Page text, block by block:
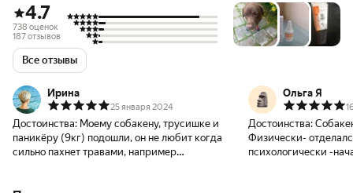
4.7
738 оценок
187 отзывов
Все отзывы
Ирина
25 января 2024
Достоинства: Моему собакену, трусишке и
паникёру (9кг) подошли, он не любит когда
сильно пахнет травами, например
Ольга Я
Достоинства:
Физически-
психологически -